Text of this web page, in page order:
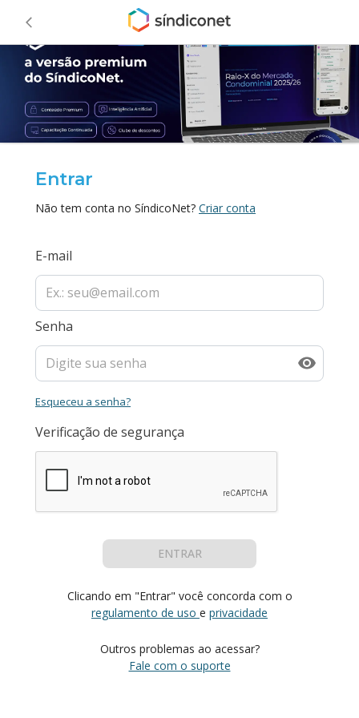
Entrar
Não tem conta no SíndicoNet? Criar conta
E-mail
Senha
Esqueceu a senha?
Verificação de segurança
ENTRAR
Clicando em "Entrar" você concorda com o
regulamento de uso e privacidade
Outros problemas ao acessar?
Fale com o suporte